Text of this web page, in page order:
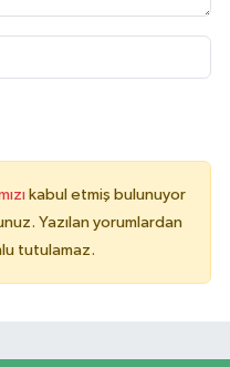
kabul etmiş bulunuyor
Yazılan yorumlardan
tutulamaz.